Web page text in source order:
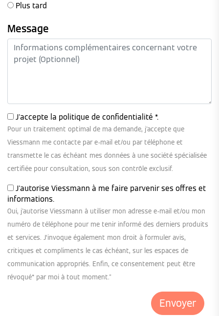
Plus tard
Message
J'accepte la politique de confidentialité *.
Pour un traitement optimal de ma demande, j'accepte que
Viessmann me contacte par e-mail et/ou par téléphone et
transmette le cas échéant mes données à une société spécialisée
certifiée pour consultation, sous son contrôle exclusif.
J'autorise Viessmann à me faire parvenir ses offres et
informations.
Oui, j'autorise Viessmann à utiliser mon adresse e-mail et/ou mon
numéro de téléphone pour me tenir informé des derniers produits
et services. J’invoque également mon droit à formuler avis,
critiques et compliments le cas échéant, sur les espaces de
communication appropriés. Enfin, ce consentement peut être
révoqué* par moi à tout moment."